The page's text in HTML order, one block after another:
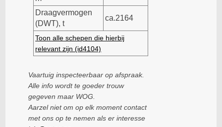
Draagvermogen
(DWT), t
ca.2164
Toon alle schepen die hierbij
relevant zijn (id4104)
Vaartuig inspecteerbaar op afspraak.
Alle info wordt te goeder trouw
gegeven maar WOG.
Aarzel niet om op elk moment contact
met ons op te nemen als er interesse